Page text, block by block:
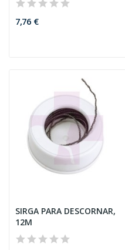
7,76 €
SIRGA PARA DESCORNAR,
12M